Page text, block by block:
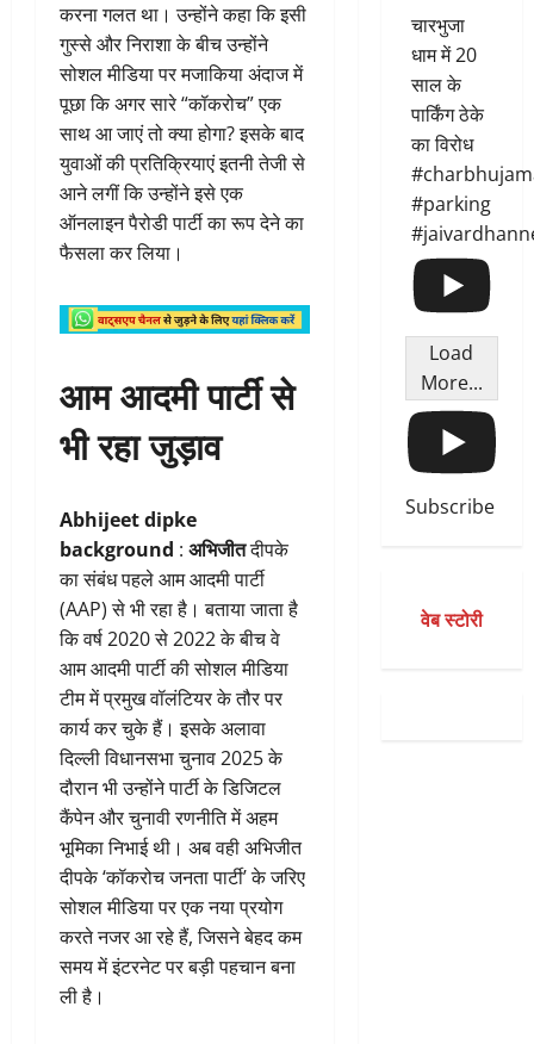
करना गलत था। उन्होंने कहा कि इसी
गुस्से और निराशा के बीच उन्होंने
सोशल मीडिया पर मजाकिया अंदाज में
पूछा कि अगर सारे “कॉकरोच” एक
साथ आ जाएं तो क्या होगा? इसके बाद
युवाओं की प्रतिक्रियाएं इतनी तेजी से
आने लगीं कि उन्होंने इसे एक
ऑनलाइन पैरोडी पार्टी का रूप देने का
फैसला कर लिया।
आम आदमी पार्टी से
भी रहा जुड़ाव
Abhijeet dipke
background : अभिजीतदीपके
का संबंध पहले आम आदमी पार्टी
(AAP) से भी रहा है। बताया जाता है
कि वर्ष 2020 से 2022 के बीच वे
आम आदमी पार्टी की सोशल मीडिया
टीम में प्रमुख वॉलंटियर के तौर पर
कार्य कर चुके हैं। इसके अलावा
दिल्ली विधानसभा चुनाव 2025 के
दौरान भी उन्होंने पार्टी के डिजिटल
कैंपेन और चुनावी रणनीति में अहम
भूमिका निभाई थी। अब वही अभिजीत
दीपके ‘कॉकरोच जनता पार्टी’ के जरिए
सोशल मीडिया पर एक नया प्रयोग
करते नजर आ रहे हैं, जिसने बेहद कम
समय में इंटरनेट पर बड़ी पहचान बना
ली है।
चारभुजा
धाम में 20
साल के
पार्किंग ठेके
का विरोध
#parking
Load
More...
Subscribe
वेब स्टोरी